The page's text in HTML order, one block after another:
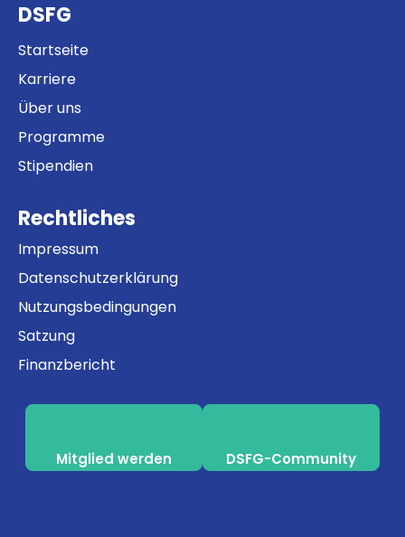
DSFG
Startseite
Karriere
Über uns
Programme
Stipendien
Rechtliches
Impressum
Datenschutzerklärung
Nutzungsbedingungen
Satzung
Finanzbericht
Mitglied werden DSFG-Community